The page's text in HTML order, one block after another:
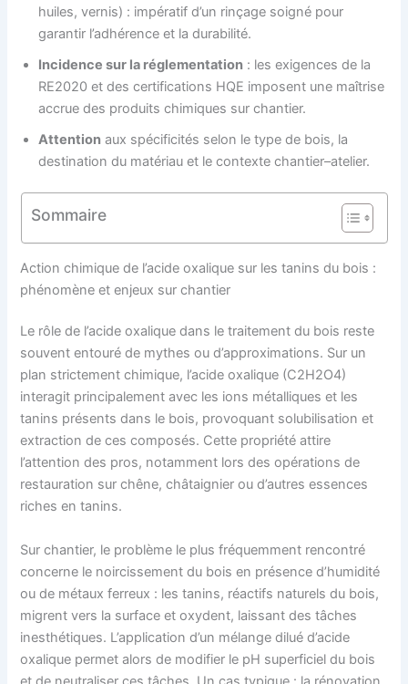
huiles, vernis) : impératif d’un rinçage soigné pour
garantir l’adhérence et la durabilité.
Incidence sur la réglementation : les exigences de la
RE2020 et des certifications HQE imposent une maîtrise
accrue des produits chimiques sur chantier.
Attention aux spécificités selon le type de bois, la
destination du matériau et le contexte chantier–atelier.
Sommaire
Action chimique de l’acide oxalique sur les tanins du bois :
phénomène et enjeux sur chantier
Le rôle de l’acide oxalique dans le traitement du bois reste
souvent entouré de mythes ou d’approximations. Sur un
plan strictement chimique, l’acide oxalique (C2H2O4)
interagit principalement avec les ions métalliques et les
tanins présents dans le bois, provoquant solubilisation et
extraction de ces composés. Cette propriété attire
l’attention des pros, notamment lors des opérations de
restauration sur chêne, châtaignier ou d’autres essences
riches en tanins.
Sur chantier, le problème le plus fréquemment rencontré
concerne le noircissement du bois en présence d’humidité
ou de métaux ferreux : les tanins, réactifs naturels du bois,
migrent vers la surface et oxydent, laissant des tâches
inesthétiques. L’application d’un mélange dilué d’acide
oxalique permet alors de modifier le pH superficiel du bois